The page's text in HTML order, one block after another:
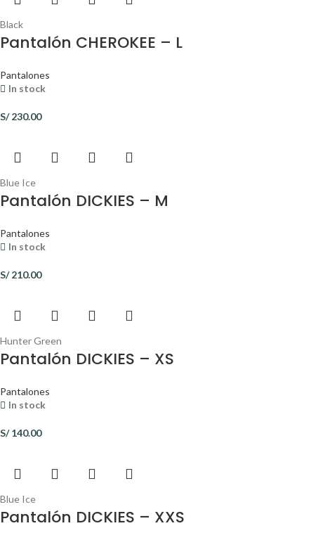
Black
Pantalón CHEROKEE – L
Pantalones
In stock
S/230.00
Blue Ice
Pantalón DICKIES – M
Pantalones
In stock
S/210.00
Hunter Green
Pantalón DICKIES – XS
Pantalones
In stock
S/140.00
Blue Ice
Pantalón DICKIES – XXS